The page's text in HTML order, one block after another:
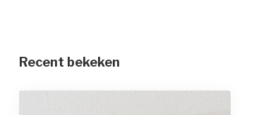
Beschermingsklasse
Recent bekeken